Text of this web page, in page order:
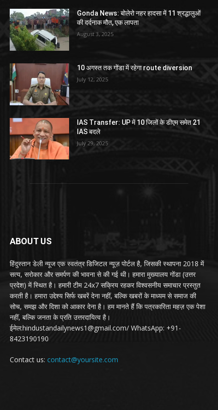
Gonda News: बोलेरो नहर हादसा में 11 श्रद्धालुओं
की दर्दनाक मौत, एक लापता
August 3, 2025
10 अगस्त तक गोंडा में रहेगा route diversion
July 12, 2025
IAS Transfer: UP में 10 जिलों के डीएम समेत 21
IAS बदले
July 29, 2025
ABOUT US
हिंदुस्तान डेली न्यूज एक स्वतंत्र डिजिटल न्यूज़ पोर्टल है, जिसकी स्थापना 2018 में
सत्य, सरोकार और समर्पण की भावना से की गई थी। हमारा मुख्यालय गोंडा (उत्तर
प्रदेश) में स्थित है। हमारी टीम 24x7 सक्रिय रहकर विश्वसनीय समाचार प्रस्तुत
करती है। हमारा उद्देश्य सिर्फ खबरें देना नहीं, बल्कि खबरों के माध्यम से समाज की
सोच, समझ और दिशा को आकार देना है। हम मानते हैं कि पत्रकारिता महज़ एक पेशा
नहीं, बल्कि जनता के प्रति उत्तरदायित्व है।
ईमेल:hindustandailynews1@gmail.com/ WhatsApp: +91-
8423190190
Contact us: contact@yoursite.com